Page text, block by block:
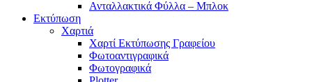
Ανταλλακτικά Φύλλα – Μπλοκ
Εκτύπωση
Χαρτιά
Χαρτί Εκτύπωσης Γραφείου
Φωτοαντιγραφικά
Φωτογραφικά